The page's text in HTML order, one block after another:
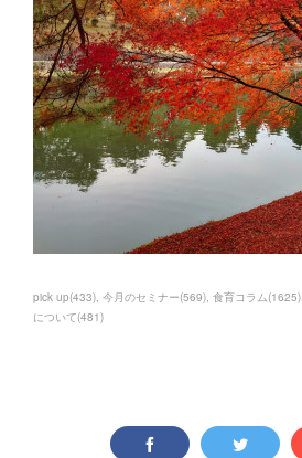
pick up(433) 今月のセミナー(569) 食育コラム(1625)
について(481)